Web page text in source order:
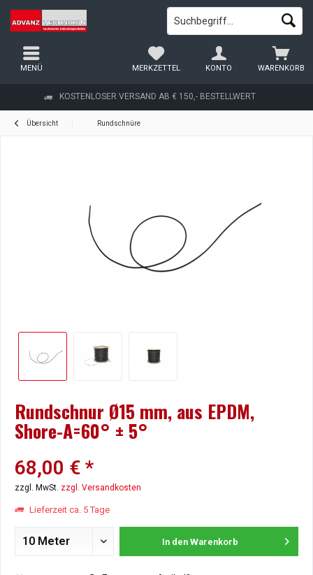
KOSTENLOSER VERSAND AB € 150,- BESTELLWERT
WARENKORB
MERKZETTEL KONTO
MENÜ
Übersicht Rundschnüre
Rundschnur Ø15 mm, aus EPDM,
Shore-A=60° ± 5°
68,00 € *
zzgl. MwSt. zzgl. Versandkosten
Lieferzeit ca. 5 Tage
In den Warenkorb